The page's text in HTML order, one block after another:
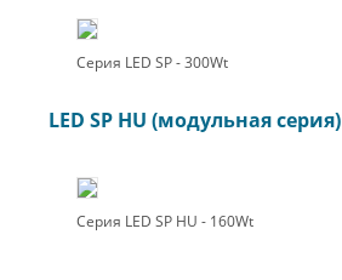
Серия LED SP - 300Wt
LED SP HU (модульная серия)
Серия LED SP HU - 160Wt